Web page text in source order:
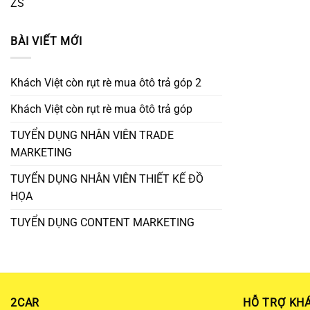
ZS
BÀI VIẾT MỚI
Khách Việt còn rụt rè mua ôtô trả góp 2
Khách Việt còn rụt rè mua ôtô trả góp
TUYỂN DỤNG NHÂN VIÊN TRADE
MARKETING
TUYỂN DỤNG NHÂN VIÊN THIẾT KẾ ĐỒ
HỌA
TUYỂN DỤNG CONTENT MARKETING
2CAR HỖ TRỢ